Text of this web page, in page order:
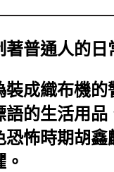
普通人的日
成織布機
的生活用
怖時期胡